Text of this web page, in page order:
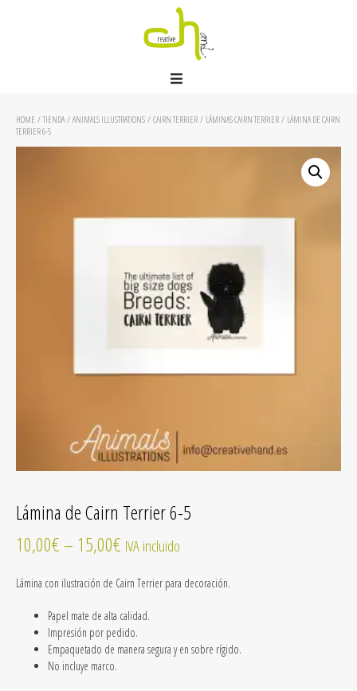
HOME / TIENDA/ ANIMALS ILLUSTRATIONS / CAIRN TERRIER / LÁMINAS CAIRN TERRIER / LÁMINA DE CAIRN
TERRIER 6-5
Lámina de Cairn Terrier 6-5
10,00€ – 15,00€ IVA incluido
Lámina con ilustración de Cairn Terrier para decoración.
Papel mate de alta calidad.
Impresión por pedido.
Empaquetado de manera segura y en sobre rígido.
No incluye marco.